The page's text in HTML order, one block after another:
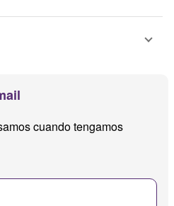
cuando tengamos